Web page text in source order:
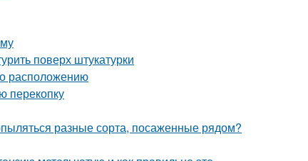
поверх штукатурки
расположению
перекопку
разные сорта, посаженные рядом?